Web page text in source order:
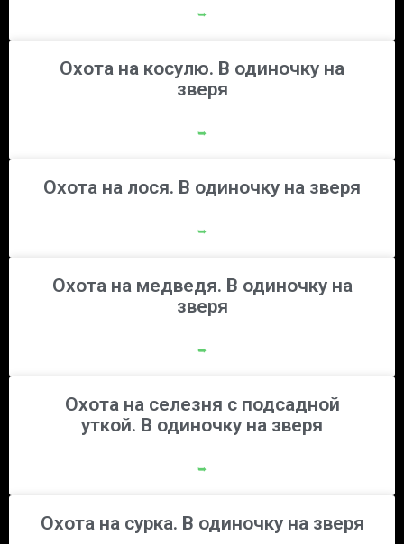
➥
Охота на косулю. В одиночку на
зверя
➥
Охота на лося. В одиночку на зверя
➥
Охота на медведя. В одиночку на
зверя
➥
Охота на селезня с подсадной
уткой. В одиночку на зверя
➥
Охота на сурка. В одиночку на зверя